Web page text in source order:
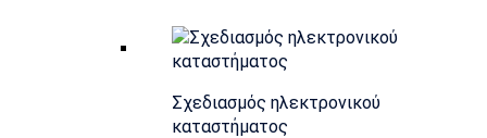
Σχεδιασμός ηλεκτρονικού
καταστήματος